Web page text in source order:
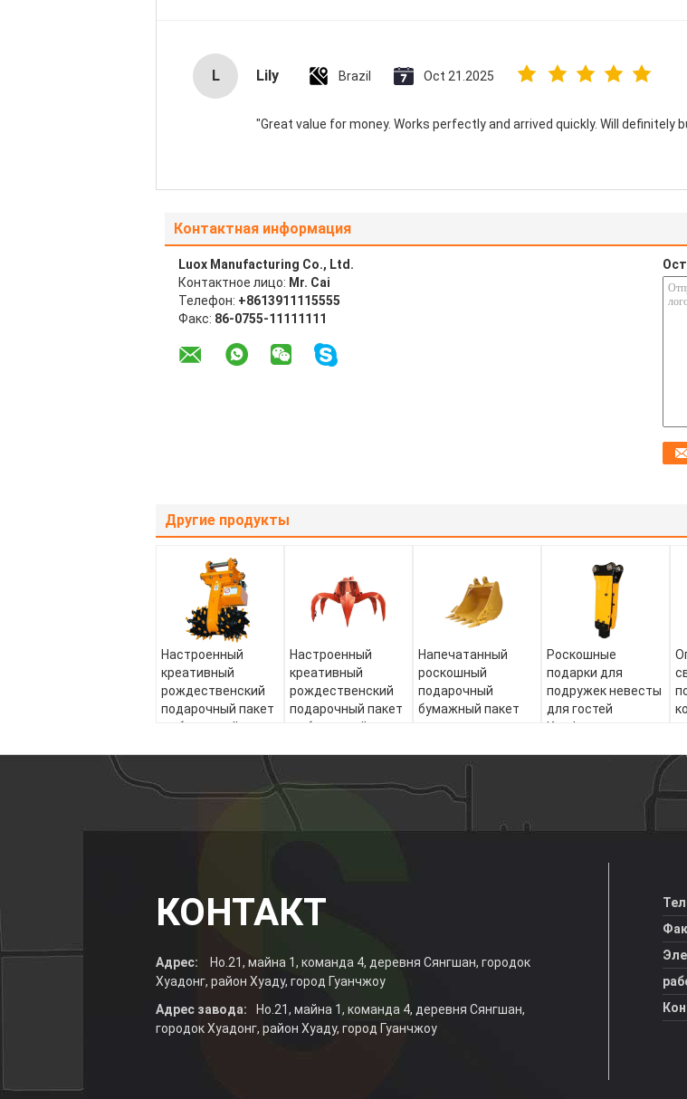
L Lily Brazil Oct 21.2025
"Great value for money. Works perfectly and arrived quickly. Will definitely
Контактная информация
Luox Manufacturing Co., Ltd.
Контактное лицо: Mr. Cai
Телефон: +8613911115555
Факс: 86-0755-11111111
Другие продукты
Настроенный
креативный
рождественский
подарочный пакет
из бумажной
декоративной
Настроенный
креативный
рождественский
подарочный пакет
из бумажной
рождественской
вечеринки
Напечатанный
роскошный
подарочный
бумажный пакет
Роскошные
подарки для
подружек невесты
для гостей
Конфеты для
КОНТАКТ
Адрес:
Но.21, майна 1, команда 4, деревня Сянгшан, городок
Хуадонг, район Хуаду, город Гуанчжоу
Адрес завода:
Но.21, майна 1, команда 4, деревня Сянгшан,
городок Хуадонг, район Хуаду, город Гуанчжоу